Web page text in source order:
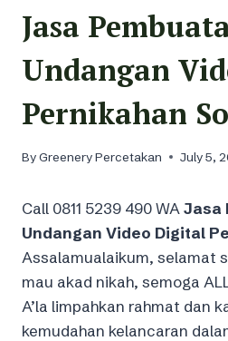
Jasa
Undangan
Pernikahan
ByGreenery Percetakan July 5,
Call 0811 5239 490 WA Jasa
Undangan Video Digital
Assalamualaikum, selamat
mau akad nikah, semoga
A’la limpahkan rahmat dan
kemudahan kelancaran